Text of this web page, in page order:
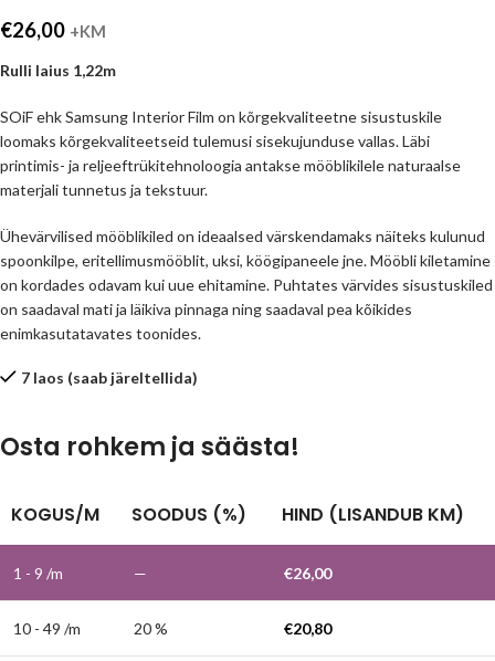
€26,00 +KM
Rulli laius 1,22m
SOiF ehk Samsung Interior Film on kõrgekvaliteetne sisustuskile
loomaks kõrgekvaliteetseid tulemusi sisekujunduse vallas. Läbi
printimis- ja reljeeftrükitehnoloogia antakse mööblikilele naturaalse
materjali tunnetus ja tekstuur.
Ühevärvilised mööblikiled on ideaalsed värskendamaks näiteks kulunud
spoonkilpe, eritellimusmööblit, uksi, köögipaneele jne. Mööbli kiletamine
on kordades odavam kui uue ehitamine. Puhtates värvides sisustuskiled
on saadaval mati ja läikiva pinnaga ning saadaval pea kõikides
enimkasutatavates toonides.
7 laos (saab järeltellida)
Osta rohkem ja säästa!
KOGUS/M SOODUS (%) HIND (LISANDUB KM)
1 - 9 /m — €26,00
10 - 49 /m 20 % €20,80